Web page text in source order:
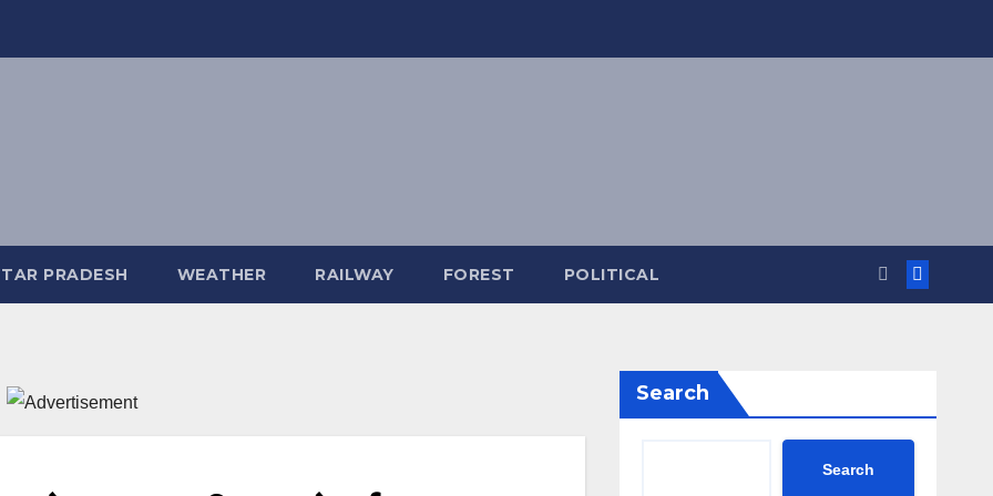
PRADESH WEATHER RAILWAY FOREST POLITICAL
Search
Search